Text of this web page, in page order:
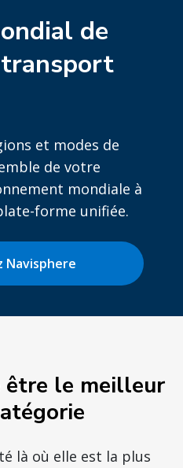
de
et modes de
de votre
mondiale à
forme unifiée.
Navisphere
être le meilleur
là où elle est la plus